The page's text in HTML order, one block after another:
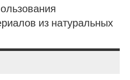
из натуральных